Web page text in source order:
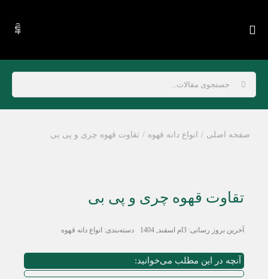
برای:
صفحه اصلی انواع دانه قهوه تقاوت قهوه چری و پی بی
تقاوت قهوه چری و پی بی
آخرین بروز رسانی: 3ام اسفند, 1404 دسته‌بندی: انواع دانه قهوه
آنچه در این مطلب می‌خوانید: